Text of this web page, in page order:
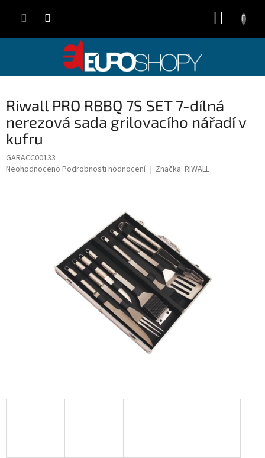
Riwall PRO RBBQ 7S SET 7-dílná
nerezová sada grilovacího nářadí v
kufru
GARACC00133
Průměrné
Neohodnoceno Podrobnosti hodnocení Značka: RIWALL